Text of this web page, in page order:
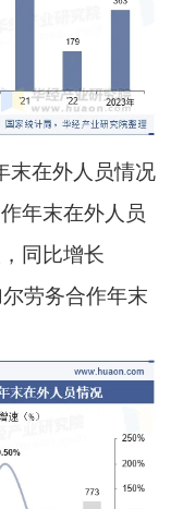
末在外人员情况
年末在外人员
同比增长
劳务合作年末